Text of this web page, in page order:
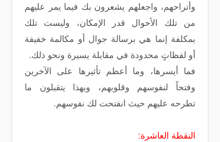
وأتراحهم، واجعلهم يشعرون بك فيما يمر عليهم
من تلك الأحوال قدر الإمكان، وليست تلك
بمكلفة إنما هي برسالة جوال أو مكالمة خفيفة
أو لفظاتٍ محدودة في مقابلة يسيرة ونحو ذلك.
فما أيسرها، وما أعظم تأثيرها على الآخرين
وفتحاً لنفوسهم وقلوبهم، وبهذا يتقبلون ما
تطرحه عليهم حيث انفتحت لك نفوسهم.
النقطة العاشرة: